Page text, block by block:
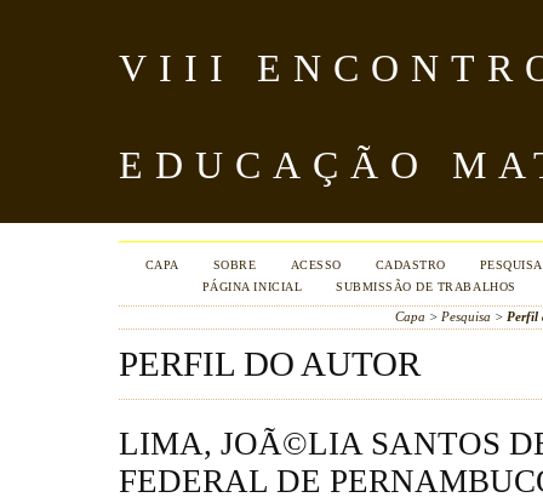
VIII
EDUCAÇÃO
CAPA SOBRE ACESSO CADASTRO
PESQUISA
PÁGINA INICIAL
SUBMISSÃO DE TRABALHOS
Capa > Pesquisa > Perfil
PERFIL DO AUTOR
LIMA, JOÃ©LIA SANTOS
FEDERAL DE